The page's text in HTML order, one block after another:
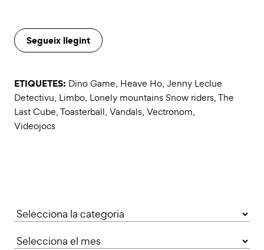
Segueix llegint
ETIQUETES: Dino Game, Heave Ho, Jenny Leclue
Detectivu, Limbo, Lonely mountains Snow riders,The
Last Cube,Toasterball, Vandals, Vectronom,
Videojocs
Categories